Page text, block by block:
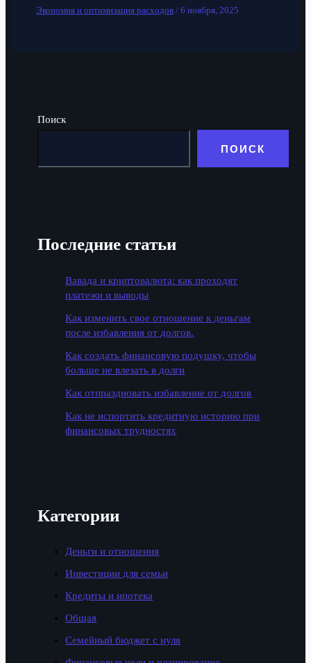
Экономия и оптимизация расходов /6 ноября, 2025
Поиск
ПОИСК
Последние статьи
Вавада и криптовалюта: как проходят
платежи и выводы
Как изменить свое отношение к деньгам
после избавления от долгов.
Как создать финансовую подушку, чтобы
больше не влезать в долги
Как отпраздновать избавление от долгов
Как не испортить кредитную историю при
финансовых трудностях
Категории
Деньги и отношения
Инвестиции для семьи
Кредиты и ипотека
Общая
Семейный бюджет с нуля